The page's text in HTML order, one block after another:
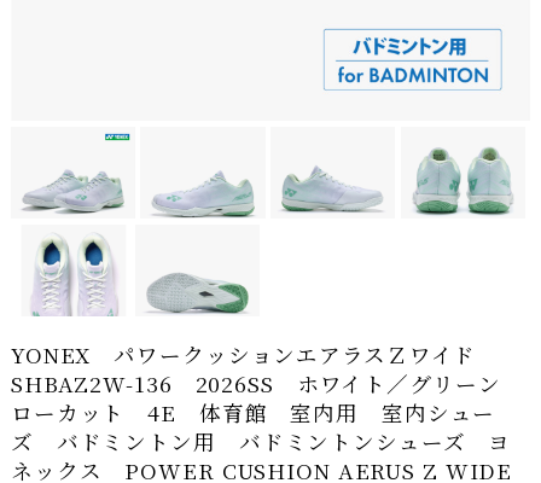
YONEX パワークッションエアラスＺワイド
SHBAZ2W-136 2026SS ホワイト／グリーン
ローカット 4E 体育館 室内用 室内シュー
ズ バドミントン用 バドミントンシューズ ヨ
ネックス POWER CUSHION AERUS Z WIDE